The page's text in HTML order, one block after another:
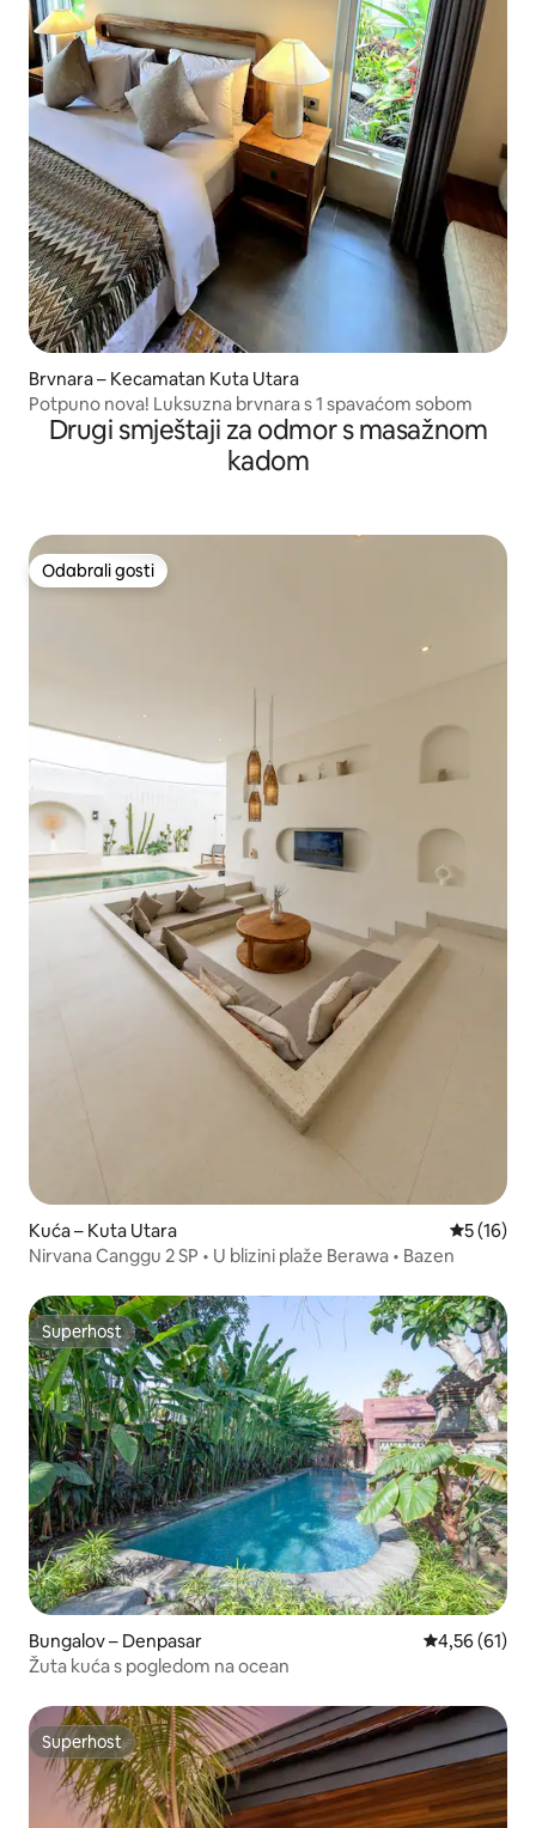
Brvnara – Kecamatan Kuta Utara
Potpuno nova! Luksuzna brvnara s 1 spavaćom sobom
Drugi smještaji za odmor s masažnom
kadom
Odabrali gosti
Odabrali gosti
Kuća – Kuta Utara Prosječna
5 (16)
Nirvana Canggu 2 SP • U blizini plaže Berawa • Bazen
Superhost
Superhost
Bungalov – Denpasar Prosječna
4,56 (61)
Žuta kuća s pogledom na ocean
Superhost
Superhost